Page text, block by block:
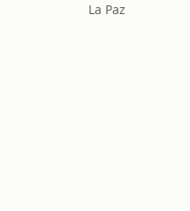
La Paz